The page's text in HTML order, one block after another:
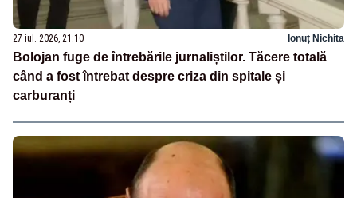
27 iul. 2026, 21:10 Ionuț Nichita
Bolojan fuge de întrebările jurnaliștilor. Tăcere totală
când a fost întrebat despre criza din spitale și
carburanți